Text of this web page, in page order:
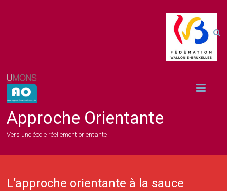
Approche Orientante
Vers une école réellement orientante
L’approche orientante à la sauce